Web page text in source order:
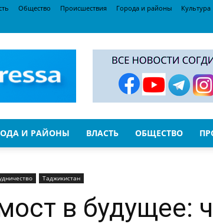
Общество Происшествия Города и районы Культура
И РАЙОНЫ ВЛАСТЬ ОБЩЕСТВО
Таджикистан
в будущее: